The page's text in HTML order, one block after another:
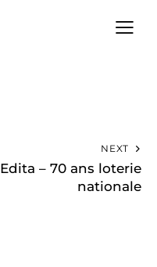
NEXT
Edita – 70 ans loterie
nationale